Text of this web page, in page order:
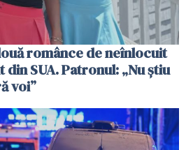
românce de neînlocuit
SUA. Patronul: „Nu știu
voi”